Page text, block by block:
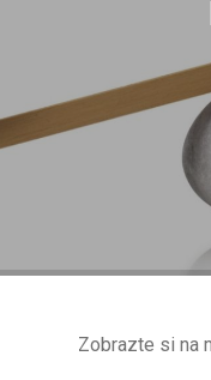
Zobrazte si na